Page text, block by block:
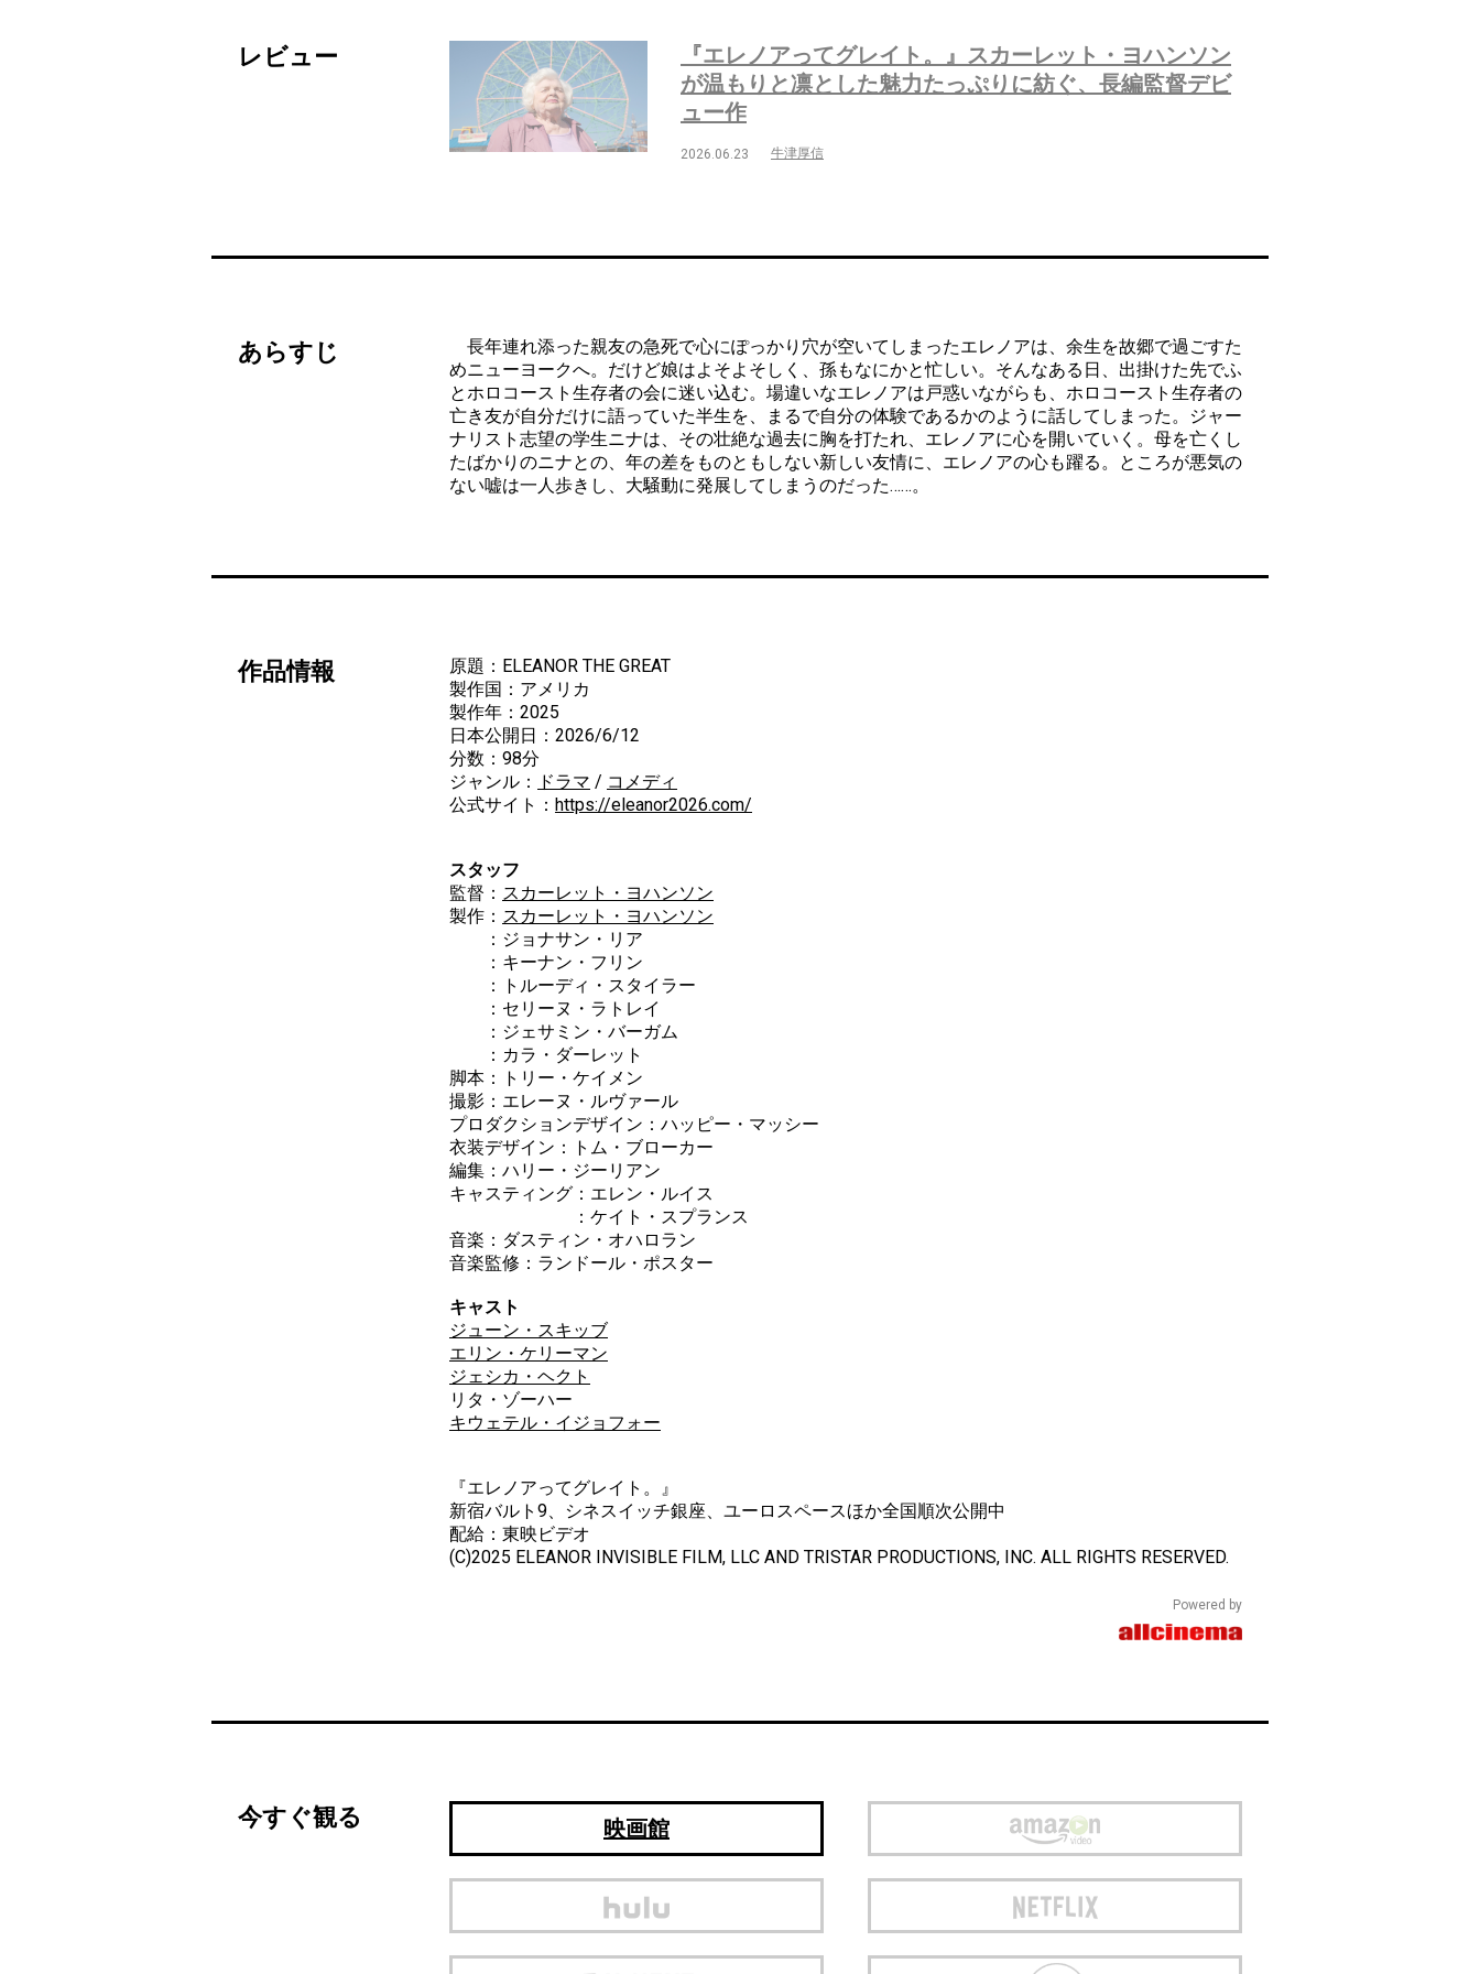
レビュー
『エレノアってグレイト。』スカーレット・ヨハンソン
が温もりと凛とした魅力たっぷりに紡ぐ、長編監督デビ
ュー作
2026.06.23 牛津厚信
あらすじ
長年連れ添った親友の急死で心にぽっかり穴が空いてしまったエレノアは、余生を故郷で過ごすた
めニューヨークへ。だけど娘はよそよそしく、孫もなにかと忙しい。そんなある日、出掛けた先でふ
とホロコースト生存者の会に迷い込む。場違いなエレノアは戸惑いながらも、ホロコースト生存者の
亡き友が自分だけに語っていた半生を、まるで自分の体験であるかのように話してしまった。ジャー
ナリスト志望の学生ニナは、その壮絶な過去に胸を打たれ、エレノアに心を開いていく。母を亡くし
たばかりのニナとの、年の差をものともしない新しい友情に、エレノアの心も躍る。ところが悪気の
ない嘘は一人歩きし、大騒動に発展してしまうのだった……。
作品情報
原題：ELEANOR THE GREAT
製作国：アメリカ
製作年：2025
日本公開日：2026/6/12
分数：98分
ジャンル：
ドラマ / コメディ
公式サイト： https://eleanor2026.com/
スタッフ
監督： スカーレット・ヨハンソン
製作： スカーレット・ヨハンソン
：ジョナサン・リア
：キーナン・フリン
：トルーディ・スタイラー
：セリーヌ・ラトレイ
：ジェサミン・バーガム
：カラ・ダーレット
脚本：トリー・ケイメン
撮影：エレーヌ・ルヴァール
プロダクションデザイン：ハッピー・マッシー
衣装デザイン：トム・ブローカー
編集：ハリー・ジーリアン
キャスティング：エレン・ルイス
：ケイト・スプランス
音楽：ダスティン・オハロラン
音楽監修：ランドール・ポスター
キャスト
ジューン・スキッブ
エリン・ケリーマン
ジェシカ・ヘクト
リタ・ゾーハー
キウェテル・イジョフォー
『エレノアってグレイト。』
新宿バルト9、シネスイッチ銀座、ユーロスペースほか全国順次公開中
配給：東映ビデオ
(C)2025 ELEANOR INVISIBLE FILM, LLC AND TRISTAR PRODUCTIONS, INC. ALL RIGHTS RESERVED.
Powered by
今すぐ観る 映画館